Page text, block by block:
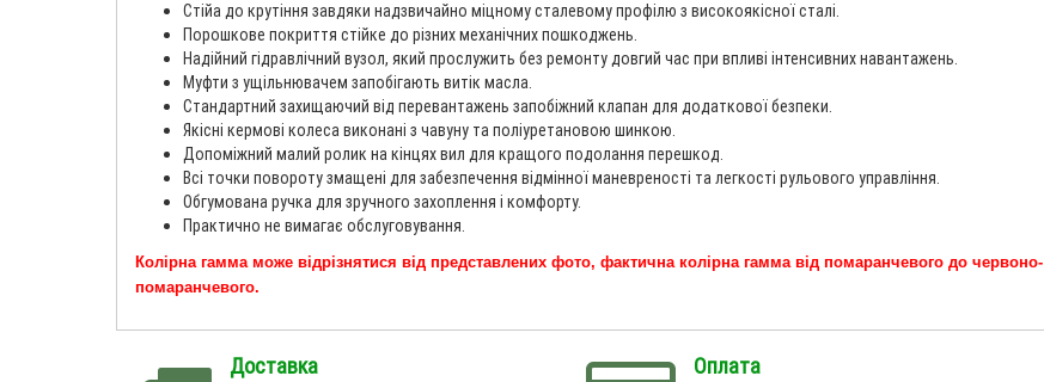
Стійа до крутіння завдяки надзвичайно міцному сталевому профілю з високоякісної сталі.
Порошкове покриття стійке до різних механічних пошкоджень.
Надійний гідравлічний вузол, який прослужить без ремонту довгий час при впливі інтенсивних навантажень.
Муфти з ущільнювачем запобігають витік масла.
Стандартний захищаючий від перевантажень запобіжний клапан для додаткової безпеки.
Якісні кермові колеса виконані з чавуну та поліуретановою шинкою.
Допоміжний малий ролик на кінцях вил для кращого подолання перешкод.
Всі точки повороту змащені для забезпечення відмінної маневреності та легкості рульового управління.
Обгумована ручка для зручного захоплення і комфорту.
Практично не вимагає обслуговування.
Колірна гамма може відрізнятися від представлених фото, фактична колірна гамма від помаранчевого до червоно-
помаранчевого.
Доставка Оплата